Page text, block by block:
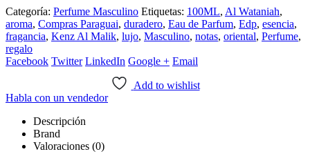
Categoría: Perfume Masculino Etiquetas: 100ML, Al Wataniah,
aroma, Compras Paraguai, duradero, Eau de Parfum, Edp, esencia,
fragancia, Kenz Al Malik, lujo, Masculino, notas, oriental, Perfume,
regalo
Facebook Twitter LinkedIn Google + Email
Add to wishlist
Habla con un vendedor
Descripción
Brand
Valoraciones (0)